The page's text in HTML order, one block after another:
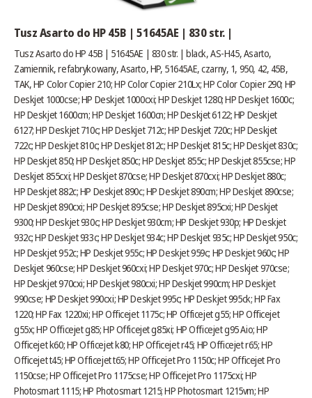
Tusz Asarto do HP 45B | 51645AE | 830 str. |
Tusz Asarto do HP 45B | 51645AE | 830 str. | black, AS-H45, Asarto,
Zamiennik, refabrykowany, Asarto, HP, 51645AE, czarny, 1, 950, 42, 45B,
TAK, HP Color Copier 210; HP Color Copier 210Lx; HP Color Copier 290; HP
Deskjet 1000cse; HP Deskjet 1000cxi; HP Deskjet 1280; HP Deskjet 1600c;
HP Deskjet 1600cm; HP Deskjet 1600cn; HP Deskjet 6122; HP Deskjet
6127; HP Deskjet 710c; HP Deskjet 712c; HP Deskjet 720c; HP Deskjet
722c; HP Deskjet 810c; HP Deskjet 812c; HP Deskjet 815c; HP Deskjet 830c;
HP Deskjet 850; HP Deskjet 850c; HP Deskjet 855c; HP Deskjet 855cse; HP
Deskjet 855cxi; HP Deskjet 870cse; HP Deskjet 870cxi; HP Deskjet 880c;
HP Deskjet 882c; HP Deskjet 890c; HP Deskjet 890cm; HP Deskjet 890cse;
HP Deskjet 890cxi; HP Deskjet 895cse; HP Deskjet 895cxi; HP Deskjet
9300; HP Deskjet 930c; HP Deskjet 930cm; HP Deskjet 930p; HP Deskjet
932c; HP Deskjet 933c; HP Deskjet 934c; HP Deskjet 935c; HP Deskjet 950c;
HP Deskjet 952c; HP Deskjet 955c; HP Deskjet 959c; HP Deskjet 960c; HP
Deskjet 960cse; HP Deskjet 960cxi; HP Deskjet 970c; HP Deskjet 970cse;
HP Deskjet 970cxi; HP Deskjet 980cxi; HP Deskjet 990cm; HP Deskjet
990cse; HP Deskjet 990cxi; HP Deskjet 995c; HP Deskjet 995ck; HP Fax
1220; HP Fax 1220xi; HP Officejet 1175c; HP Officejet g55; HP Officejet
g55x; HP Officejet g85; HP Officejet g85xi; HP Officejet g95 Aio; HP
Officejet k60; HP Officejet k80; HP Officejet r45; HP Officejet r65; HP
Officejet t45; HP Officejet t65; HP Officejet Pro 1150c; HP Officejet Pro
1150cse; HP Officejet Pro 1175cse; HP Officejet Pro 1175cxi; HP
Photosmart 1115; HP Photosmart 1215; HP Photosmart 1215vm; HP